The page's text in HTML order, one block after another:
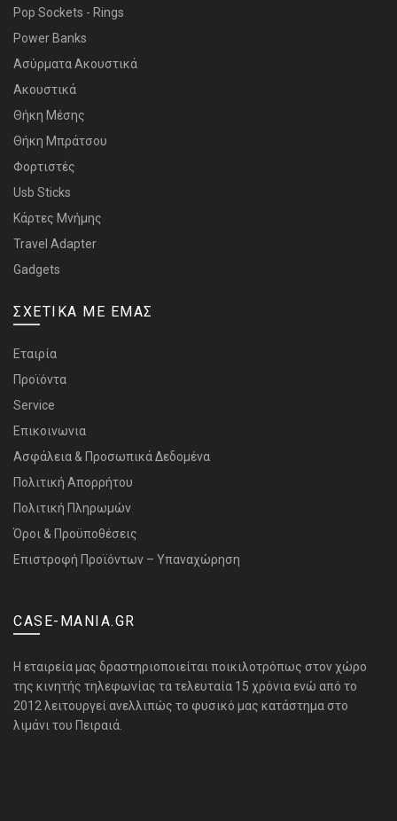
Pop Sockets - Rings
Power Banks
Ασύρματα Ακουστικά
Ακουστικά
Θήκη Μέσης
Θήκη Μπράτσου
Φορτιστές
Usb Sticks
Κάρτες Μνήμης
Travel Adapter
Gadgets
ΣΧΕΤΙΚΑ ΜΕ ΕΜΑΣ
Εταιρία
Προϊόντα
Service
Επικοινωνια
Ασφάλεια & Προσωπικά Δεδομένα
Πολιτική Απορρήτου
Πολιτική Πληρωμών
Όροι & Προϋποθέσεις
Επιστροφή Προϊόντων – Υπαναχώρηση
CASE-MANIA.GR
H εταιρεία μας δραστηριοποιείται ποικιλοτρόπως στον χώρο
της κινητής τηλεφωνίας τα τελευταία 15 χρόνια ενώ από το
2012 λειτουργεί ανελλιπώς το φυσικό μας κατάστημα στο
λιμάνι του Πειραιά.